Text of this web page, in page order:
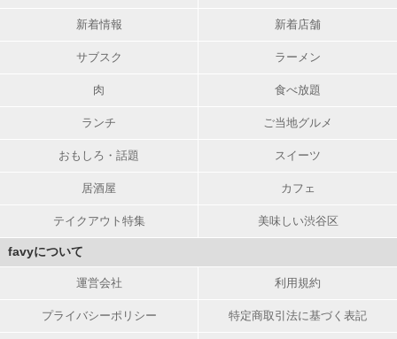
新着情報 新着店舗
サブスク ラーメン
肉 食べ放題
ランチ ご当地グルメ
おもしろ・話題 スイーツ
居酒屋 カフェ
テイクアウト特集 美味しい渋谷区
favyについて
運営会社 利用規約
プライバシーポリシー 特定商取引法に基づく表記